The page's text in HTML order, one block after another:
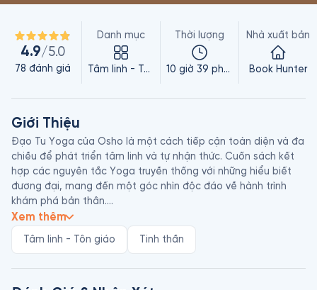
4.9/5.0
78 đánh giá
Danh mục
Tâm linh - Tôn giáo
Thời lượng
10 giờ 39 phút
Nhà xuất bản
Book Hunter
Giới Thiệu
Đạo Tu Yoga của Osho là một cách tiếp cận toàn diện và đa
chiều để phát triển tâm linh và tự nhận thức. Cuốn sách kết
hợp các nguyên tắc Yoga truyền thống với những hiểu biết
đương đại, mang đến một góc nhìn độc đáo về hành trình
khám phá bản thân.
người sáng lập bộ môn Yoga cổ đại ở Ấn Độ, đưa chúng ta
Xem thêm
Tâm linh - Tôn giáo Tinh thần